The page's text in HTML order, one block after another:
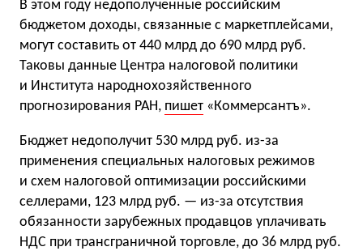
В этом году недополученные российским
бюджетом доходы, связанные с маркетплейсами,
могут составить от 440 млрд до 690 млрд руб.
Таковы данные Центра налоговой политики
и Института народнохозяйственного
прогнозирования РАН, пишет «Коммерсантъ».
Бюджет недополучит 530 млрд руб. из-за
применения специальных налоговых режимов
и схем налоговой оптимизации российскими
селлерами, 123 млрд руб. — из-за отсутствия
обязанности зарубежных продавцов уплачивать
НДС при трансграничной торговле, до 36 млрд руб.